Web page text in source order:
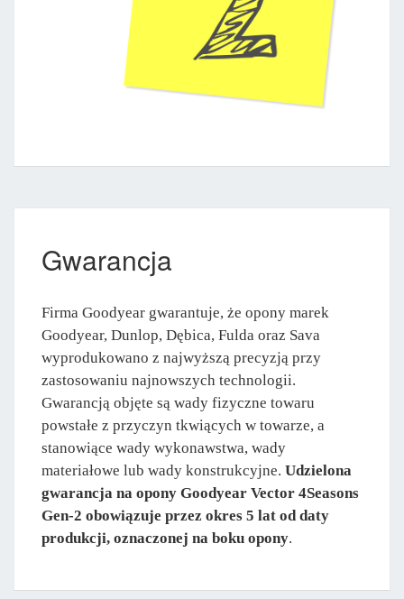
Gwarancja
Firma Goodyear gwarantuje, że opony marek
Goodyear, Dunlop, Dębica, Fulda oraz Sava
wyprodukowano z najwyższą precyzją przy
zastosowaniu najnowszych technologii.
Gwarancją objęte są wady fizyczne towaru
powstałe z przyczyn tkwiących w towarze, a
stanowiące wady wykonawstwa, wady
materiałowe lub wady konstrukcyjne. Udzielona
gwarancja na opony Goodyear Vector 4Seasons
Gen-2 obowiązuje przez okres 5 lat od daty
produkcji, oznaczonej na boku opony.